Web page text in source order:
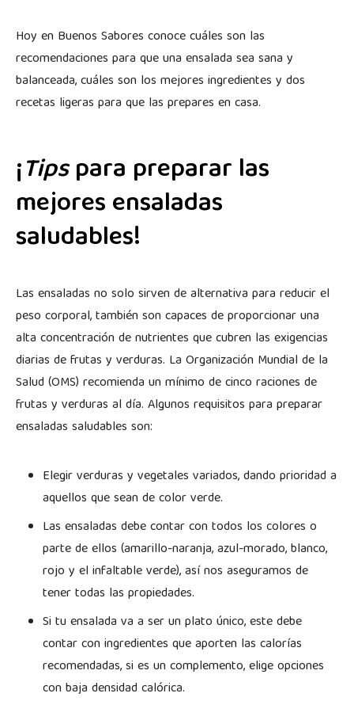
Hoy en Buenos Sabores conoce cuáles son las
recomendaciones para que una ensalada sea sana y
balanceada, cuáles son los mejores ingredientes y dos
recetas ligeras para que las prepares en casa.
¡Tipspara preparar las
mejores ensaladas
saludables!
Las ensaladas no solo sirven de alternativa para reducir el
peso corporal, también son capaces de proporcionar una
alta concentración de nutrientes que cubren las exigencias
diarias de frutas y verduras. La Organización Mundial de la
Salud (OMS) recomienda un mínimo de cinco raciones de
frutas y verduras al día. Algunos requisitos para preparar
ensaladas saludables son:
Elegir verduras y vegetales variados, dando prioridad a
aquellos que sean de color verde.
Las ensaladas debe contar con todos los colores o
parte de ellos (amarillo-naranja, azul-morado, blanco,
rojo y el infaltable verde), así nos aseguramos de
tener todas las propiedades.
Si tu ensalada va a ser un plato único, este debe
contar con ingredientes que aporten las calorías
recomendadas, si es un complemento, elige opciones
con baja densidad calórica.